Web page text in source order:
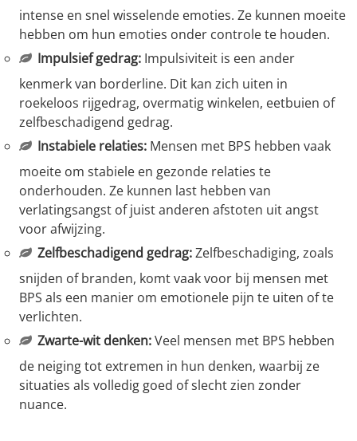
intense en snel wisselende emoties. Ze kunnen moeite
hebben om hun emoties onder controle te houden.
Impulsief gedrag:Impulsiviteit is een ander
kenmerk van borderline. Dit kan zich uiten in
roekeloos rijgedrag, overmatig winkelen, eetbuien of
zelfbeschadigend gedrag.
Instabiele relaties:Mensen met BPS hebben vaak
moeite om stabiele en gezonde relaties te
onderhouden. Ze kunnen last hebben van
verlatingsangst of juist anderen afstoten uit angst
voor afwijzing.
Zelfbeschadigend gedrag:Zelfbeschadiging, zoals
snijden of branden, komt vaak voor bij mensen met
BPS als een manier om emotionele pijn te uiten of te
verlichten.
Zwarte-wit denken:Veel mensen met BPS hebben
de neiging tot extremen in hun denken, waarbij ze
situaties als volledig goed of slecht zien zonder
nuance.